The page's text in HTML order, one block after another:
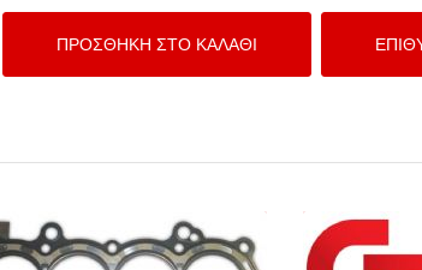
Φλάντζα καύσης Spoon Sports Για
Honda K series